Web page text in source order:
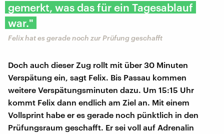
gemerkt, was das für ein Tagesablauf
war."
Felix hat es gerade noch zur Prüfung geschafft
Doch auch dieser Zug rollt mit über 30 Minuten
Verspätung ein, sagt Felix. Bis Passau kommen
weitere Verspätungsminuten dazu. Um 15:15 Uhr
kommt Felix dann endlich am Ziel an. Mit einem
Vollsprint habe er es gerade noch pünktlich in den
Prüfungsraum geschafft. Er sei voll auf Adrenalin